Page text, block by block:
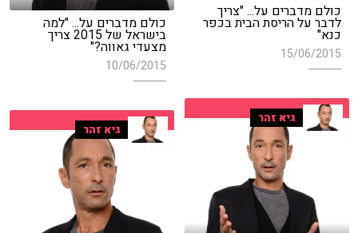
כולם מדברים על... "צריך
לדבר על הריסת הבית בכפר
כנא"
15/06/2015
כולם מדברים על... "למה
בישראל של 2015 צריך
מצעדי גאווה?"
10/06/2015
גיא זהר
גיא זהר